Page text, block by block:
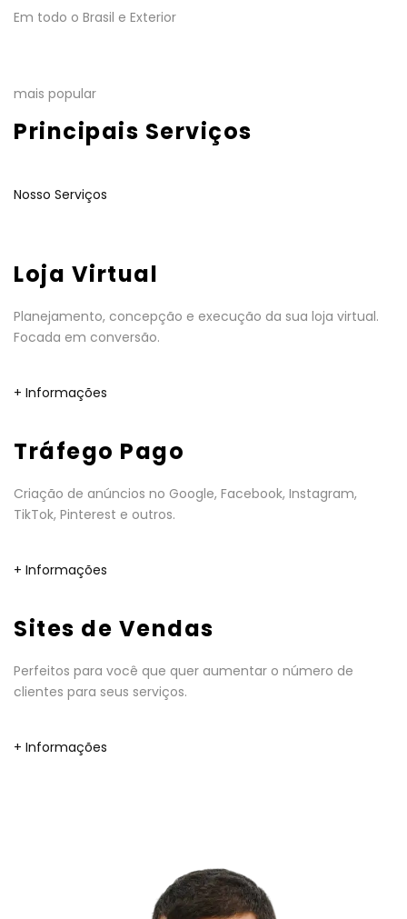
Em todo o Brasil e Exterior
mais popular
Principais Serviços
Nosso Serviços
Loja Virtual
Planejamento, concepção e execução da sua loja virtual.
Focada em conversão.
+ Informações
Tráfego Pago
Criação de anúncios no Google, Facebook, Instagram,
TikTok, Pinterest e outros.
+ Informações
Sites de Vendas
Perfeitos para você que quer aumentar o número de
clientes para seus serviços.
+ Informações